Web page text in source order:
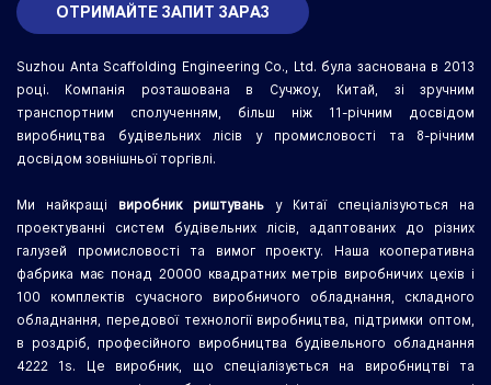
ОТРИМАЙТЕ ЗАПИТ ЗАРАЗ
Suzhou Anta Scaffolding Engineering Co., Ltd. була заснована в 2013
році. Компанія розташована в Сучжоу, Китай, зі зручним
транспортним сполученням, більш ніж 11-річним досвідом
виробництва будівельних лісів у промисловості та 8-річним
досвідом зовнішньої торгівлі.
Ми найкращі виробник риштувань у Китаї спеціалізуються на
проектуванні систем будівельних лісів, адаптованих до різних
галузей промисловості та вимог проекту. Наша кооперативна
фабрика має понад 20000 квадратних метрів виробничих цехів і
100 комплектів сучасного виробничого обладнання, складного
обладнання, передової технології виробництва, підтримки оптом,
в роздріб, професійного виробництва будівельного обладнання
4222 1s. Це виробник, що спеціалізується на виробництві та